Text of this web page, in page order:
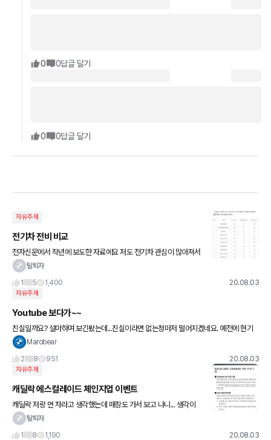
0 0답글 달기
0 0답글 달기
자유주제
전기차 전비 비교
전자신문에서 작년에 보도한 자료에요 저도 전기차 관심이 많아져서
공유드립니다 빨리 테슬라 잡는 회사 늘기를 바랍니다
탈퇴자
1
5 1,400 20.08.03
자유주제
Youtube 보다가~~
진실일까요? 설마하며 보긴봤는데...진실이라면 없는정마저 떨어지겠네요. 예전에 현기
차 신차받을때 왜요럴까?하던 의문이 확신이되는거 같아요.
Marobear
2
8 951 20.08.03
자유주제
캐딜락 에스컬레이드 체인지업 이벤트
캐딜락 저랑 먼 차라고 생각했는데 매장도 가서 보고 나니... 생각이
조금씩 바뀝니다 ㅎ
탈퇴자
1
8 1,190 20.08.03